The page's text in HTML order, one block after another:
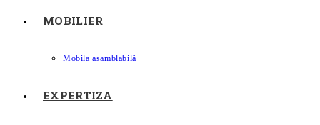
MOBILIER
Mobila asamblabilă
EXPERTIZA